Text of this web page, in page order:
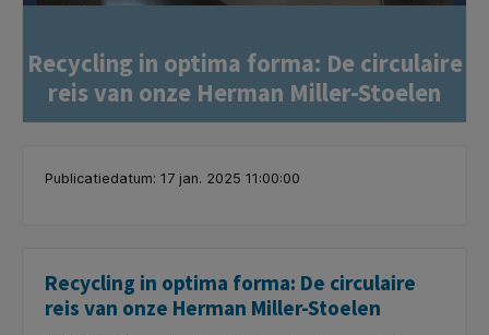
Recycling in optima forma: De circulaire
reis van onze Herman Miller-Stoelen
Publicatiedatum: 17 jan. 2025 11:00:00
Recycling in optima forma: De circulaire
reis van onze Herman Miller-Stoelen